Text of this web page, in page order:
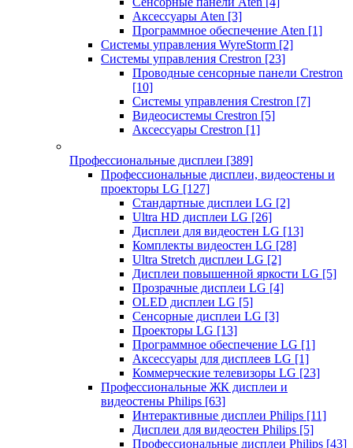
Аксессуары Aten [3]
Программное обеспечение Aten [1]
Системы управления WyreStorm [2]
Системы управления Crestron [23]
Проводные сенсорные панели Crestron
[10]
Системы управления Crestron [7]
Видеосистемы Crestron [5]
Аксессуары Crestron [1]
Профессиональные дисплеи [389]
Профессиональные дисплеи, видеостены и
проекторы LG [127]
Стандартные дисплеи LG [2]
Ultra HD дисплеи LG [26]
Дисплеи для видеостен LG [13]
Комплекты видеостен LG [28]
Ultra Stretch дисплеи LG [2]
Дисплеи повышенной яркости LG [5]
Прозрачные дисплеи LG [4]
OLED дисплеи LG [5]
Сенсорные дисплеи LG [3]
Проекторы LG [13]
Программное обеспечение LG [1]
Аксессуары для дисплеев LG [1]
Коммерческие телевизоры LG [23]
Профессиональные ЖК дисплеи и
видеостены Philips [63]
Интерактивные дисплеи Philips [11]
Дисплеи для видеостен Philips [5]
Профессиональные дисплеи Philips [43]